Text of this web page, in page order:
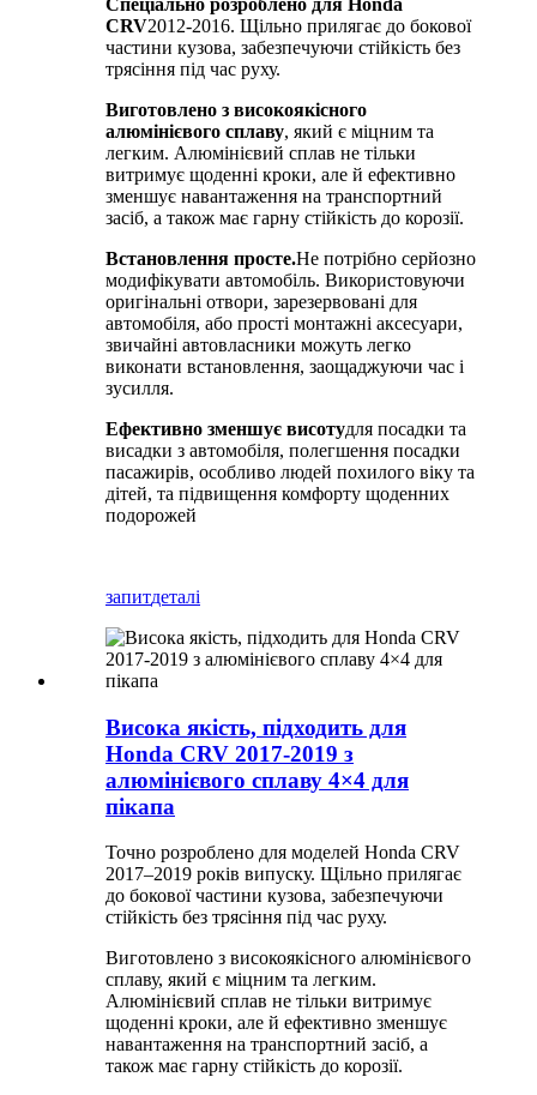
CRV2012-2016. Щільно прилягає до бокової
частини кузова, забезпечуючи стійкість без
трясіння під час руху.
Виготовлено з високоякісного
алюмінієвого сплаву, який є міцним та
легким. Алюмінієвий сплав не тільки
витримує щоденні кроки, але й ефективно
зменшує навантаження на транспортний
засіб, а також має гарну стійкість до корозії.
Встановлення просте.Не потрібно серйозно
модифікувати автомобіль. Використовуючи
оригінальні отвори, зарезервовані для
автомобіля, або прості монтажні аксесуари,
звичайні автовласники можуть легко
виконати встановлення, заощаджуючи час і
зусилля.
Ефективно зменшує висотудля посадки та
висадки з автомобіля, полегшення посадки
пасажирів, особливо людей похилого віку та
дітей, та підвищення комфорту щоденних
подорожей
запитдеталі
Висока якість, підходить для
Honda CRV 2017-2019 з
алюмінієвого сплаву 4×4 для
пікапа
Точно розроблено для моделей Honda CRV
2017–2019 років випуску. Щільно прилягає
до бокової частини кузова, забезпечуючи
стійкість без трясіння під час руху.
Виготовлено з високоякісного алюмінієвого
сплаву, який є міцним та легким.
Алюмінієвий сплав не тільки витримує
щоденні кроки, але й ефективно зменшує
навантаження на транспортний засіб, а
також має гарну стійкість до корозії.